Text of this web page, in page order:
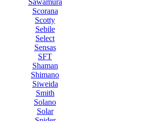
Sawamura
Scorana
Scotty
Sebile
Select
Sensas
SFT
Shaman
Shimano
Siweida
Smith
Solano
Solar